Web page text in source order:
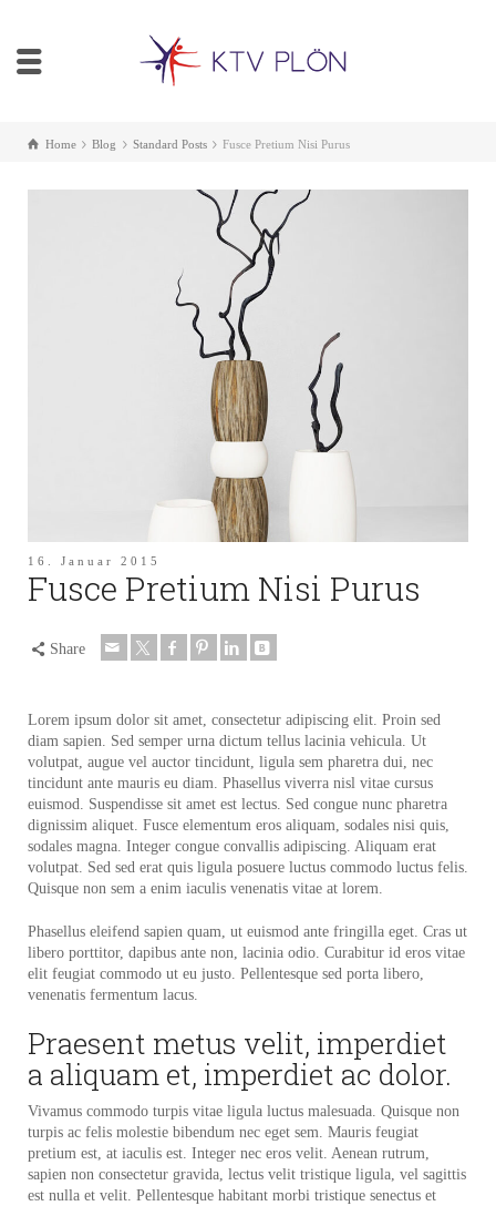
Home Blog Standard Posts Fusce Pretium Nisi Purus
16. Januar 2015
Fusce Pretium Nisi Purus
Share
Lorem ipsum dolor sit amet, consectetur adipiscing elit. Proin sed
diam sapien. Sed semper urna dictum tellus lacinia vehicula. Ut
volutpat, augue vel auctor tincidunt, ligula sem pharetra dui, nec
tincidunt ante mauris eu diam. Phasellus viverra nisl vitae cursus
euismod. Suspendisse sit amet est lectus. Sed congue nunc pharetra
dignissim aliquet. Fusce elementum eros aliquam, sodales nisi quis,
sodales magna. Integer congue convallis adipiscing. Aliquam erat
volutpat. Sed sed erat quis ligula posuere luctus commodo luctus felis.
Quisque non sem a enim iaculis venenatis vitae at lorem.
Phasellus eleifend sapien quam, ut euismod ante fringilla eget. Cras ut
libero porttitor, dapibus ante non, lacinia odio. Curabitur id eros vitae
elit feugiat commodo ut eu justo. Pellentesque sed porta libero,
venenatis fermentum lacus.
Praesent metus velit, imperdiet
a aliquam et, imperdiet ac dolor.
Vivamus commodo turpis vitae ligula luctus malesuada. Quisque non
turpis ac felis molestie bibendum nec eget sem. Mauris feugiat
pretium est, at iaculis est. Integer nec eros velit. Aenean rutrum,
sapien non consectetur gravida, lectus velit tristique ligula, vel sagittis
est nulla et velit. Pellentesque habitant morbi tristique senectus et